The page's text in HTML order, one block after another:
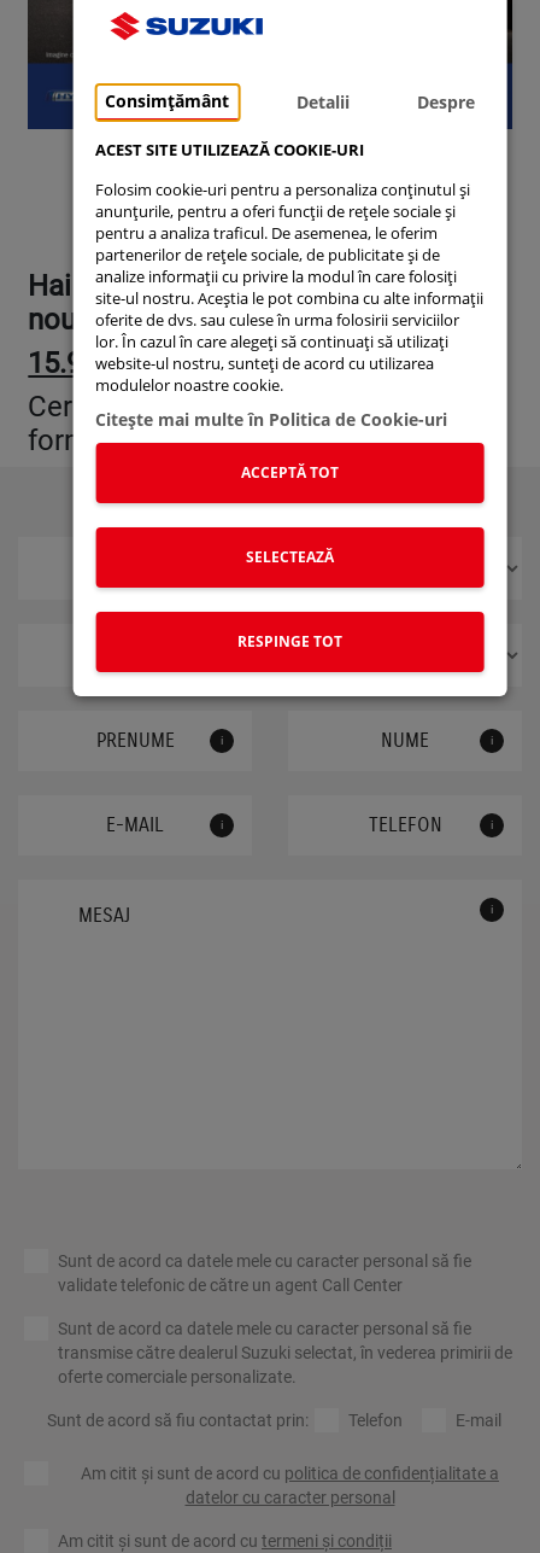
Consimțământ Detalii Despre
ACEST SITE UTILIZEAZĂ COOKIE-URI
Folosim cookie-uri pentru a personaliza conținutul și
anunțurile, pentru a oferi funcții de rețele sociale și
pentru a analiza traficul. De asemenea, le oferim
partenerilor de rețele sociale, de publicitate și de
analize informații cu privire la modul în care folosiți
site-ul nostru. Aceștia le pot combina cu alte informații
oferite de dvs. sau culese în urma folosirii serviciilor
lor. În cazul în care alegeți să continuați să utilizați
website-ul nostru, sunteți de acord cu utilizarea
modulelor noastre cookie.
Citeşte mai multe în Politica de Cookie-uri
ACCEPTĂ TOT
SELECTEAZĂ
RESPINGE TOT
Hai la Suzuki Rădăcini Militari pentru
noul Suzuki Swift!
15.990 Euro cu TVA inclus
Cere acum oferta! Completează
formularul de mai jos!
i i
i i
i
Sunt de acord ca datele mele cu caracter personal să fie
validate telefonic de către un agent Call Center
Sunt de acord ca datele mele cu caracter personal să fie
transmise către dealerul Suzuki selectat, în vederea primirii de
oferte comerciale personalizate.
Sunt de acord să fiu contactat prin: Telefon E-mail
Am citit și sunt de acord cu politica de confidențialitate a
datelor cu caracter personal
Am citit și sunt de acord cu termeni și condiții